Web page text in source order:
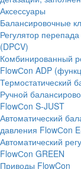
Аксессуары
Балансировочные
Регулятор
(DPCV)
Комбинированный
FlowСon ADP
Термостатический
Ручной
FlowСon S-JUST
Автоматический
давления FlowСon
Автоматический
FlowСon GREEN
Приводы FlowCon